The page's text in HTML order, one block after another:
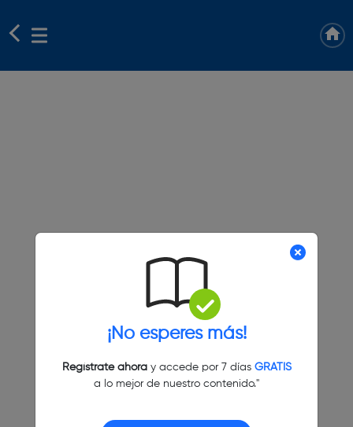
¡No esperes más!
Regístrate ahoray accede por 7 días GRATIS
a lo mejor de nuestro contenido."